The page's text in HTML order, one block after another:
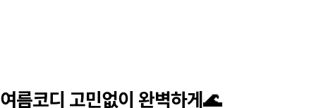
여름코디 고민없이 완벽하게🌊